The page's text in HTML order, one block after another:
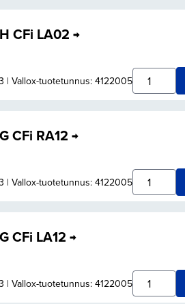
CFi LA02
| Vallox-tuotetunnus: 4122005
CFi RA12
| Vallox-tuotetunnus: 4122005
CFi LA12
| Vallox-tuotetunnus: 4122005